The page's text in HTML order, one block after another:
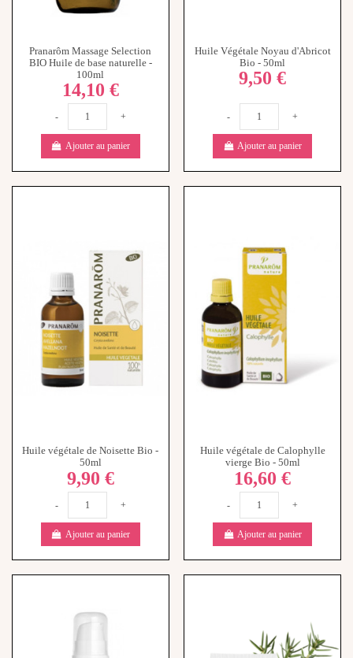
Pranarôm Massage Selection
BIO Huile de base naturelle -
100ml
14,10 €
- +
Ajouter au panier
Huile Végétale Noyau d'Abricot
Bio - 50ml
9,50 €
- +
Ajouter au panier
Huile végétale de Noisette Bio -
50ml
9,90 €
- +
Ajouter au panier
Huile végétale de Calophylle
vierge Bio - 50ml
16,60 €
- +
Ajouter au panier